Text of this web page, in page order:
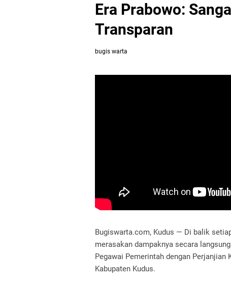
Era Prabowo:
Transparan
bugis warta
Bugiswarta.com, Kudus — Di balik
merasakan dampaknya secara
Pegawai Pemerintah dengan Perjanjian
Kabupaten Kudus.